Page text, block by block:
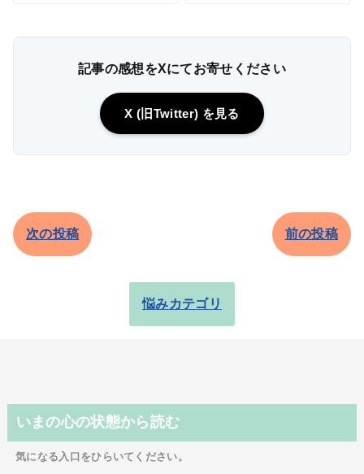
記事の感想をXにてお寄せください
X (旧Twitter) を見る
次の投稿 前の投稿
悩みカテゴリ
いまの心の状態から読む
気になる入口をひらいてください。